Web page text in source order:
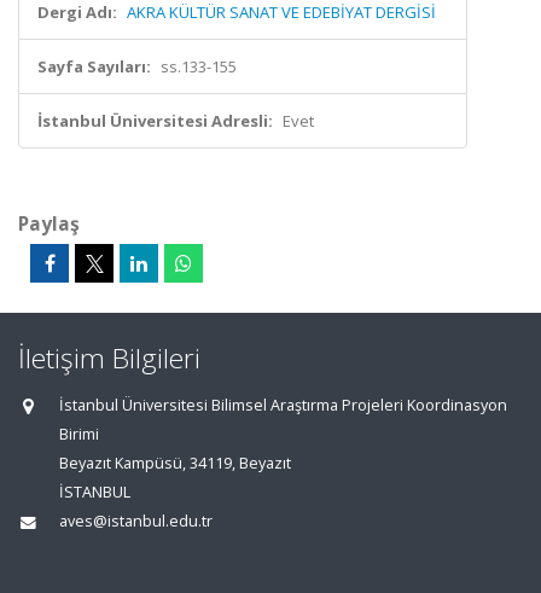
Dergi Adı: AKRA KÜLTÜR SANAT VE EDEBİYAT DERGİSİ
Sayfa Sayıları: ss.133-155
İstanbul Üniversitesi Adresli: Evet
Paylaş
İletişim Bilgileri
İstanbul Üniversitesi Bilimsel Araştırma Projeleri Koordinasyon
Birimi
Beyazıt Kampüsü, 34119, Beyazıt
İSTANBUL
aves@istanbul.edu.tr